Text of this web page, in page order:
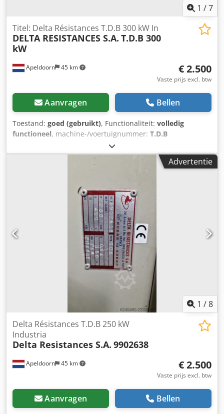
1 /7
Apeldoorn 45 km
Titel: Delta Résistances T.D.B 300 kW In
DELTA RESISTANCES S.A. T.D.B 300
kW
€ 2.500
Vaste prijs excl. btw
Aanvragen Bellen
Toestand: goed (gebruikt), Functionaliteit: volledig
functioneel, machine-/voertuignummer: T.D.B
, For sale: High-capacity
industrial load resistors manufactured by Delta
Résistances S.A. Technical specs per unit (from official
A - Resistance: 0.533 Ohms - Duty cycle: Permanent (PERM)
Ideally suited for heavy-duty industrial applications,
including generator load testing (load banks), emergency
power systems, motor braking cycles, and electrical
discharge systems. Units carry the CE certification mark.
Logistics: Dcodpszl Eprjfx Ac Uek Both units are securely
packed and stored together on 1 single pallet for easy
transport. Dimensions per unit are 240 cm (width) x 35 cm
(depth) x 110 cm (height). Worldwide shipping can be
arranged upon request. Inspection available by
Advertentie
1 /8
Apeldoorn 45 km
Delta Résistances T.D.B 250 kW
Industria
Delta Resistances S.A. 9902638
€ 2.500
Vaste prijs excl. btw
Aanvragen Bellen